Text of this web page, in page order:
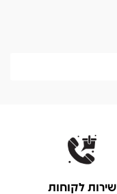
שירות לקוחות